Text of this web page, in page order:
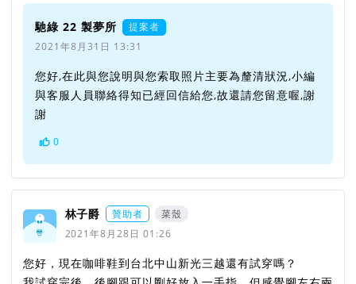
馳綠 22 製夢所
提案者
2021年8月31日 13:31
您好,在此與您說明與您索取照片主要為釐清狀況,小編
與客服人員聯絡得知已經回信給您,故還請您留意喔,謝
謝
0
林子爵 贊助者
菜殼
2021年8月28日 01:26
您好，現在咖啡鞋到台北中山新光三越還有試穿嗎？